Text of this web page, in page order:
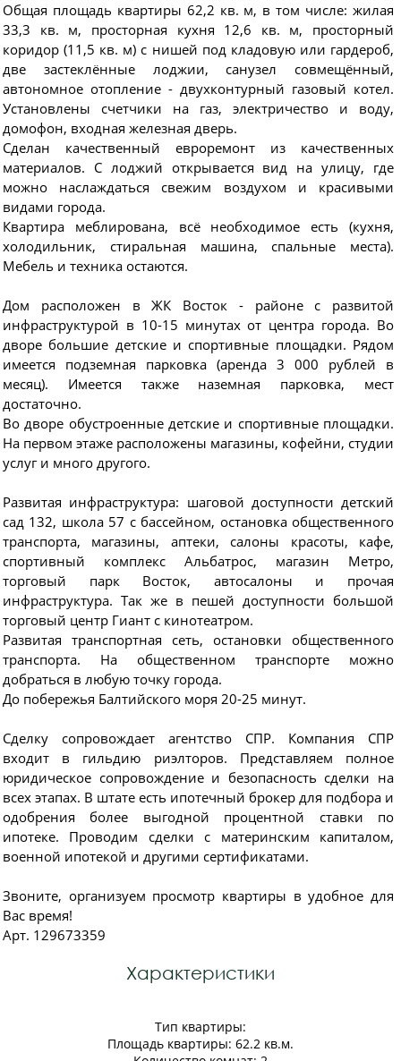
Общая площадь квартиры 62,2 кв. м, в том числе: жилая
33,3 кв. м, просторная кухня 12,6 кв. м, просторный
коридор (11,5 кв. м) с нишей под кладовую или гардероб,
две застеклённые лоджии, санузел совмещённый,
автономное отопление - двухконтурный газовый котел.
Установлены счетчики на газ, электричество и воду,
домофон, входная железная дверь.
Сделан качественный евроремонт из качественных
материалов. С лоджий открывается вид на улицу, где
можно наслаждаться свежим воздухом и красивыми
видами города.
Квартира меблирована, всё необходимое есть (кухня,
холодильник, стиральная машина, спальные места).
Мебель и техника остаются.
Дом расположен в ЖК Восток - районе с развитой
инфраструктурой в 10-15 минутах от центра города. Во
дворе большие детские и спортивные площадки. Рядом
имеется подземная парковка (аренда 3 000 рублей в
месяц). Имеется также наземная парковка, мест
достаточно.
Во дворе обустроенные детские и спортивные площадки.
На первом этаже расположены магазины, кофейни, студии
услуг и много другого.
Развитая инфраструктура: шаговой доступности детский
сад 132, школа 57 с бассейном, остановка общественного
транспорта, магазины, аптеки, салоны красоты, кафе,
спортивный комплекс Альбатрос, магазин Метро,
торговый парк Восток, автосалоны и прочая
инфраструктура. Так же в пешей доступности большой
торговый центр Гиант с кинотеатром.
Развитая транспортная сеть, остановки общественного
транспорта. На общественном транспорте можно
добраться в любую точку города.
До побережья Балтийского моря 20-25 минут.
Сделку сопровождает агентство СПР. Компания СПР
входит в гильдию риэлторов. Представляем полное
юридическое сопровождение и безопасность сделки на
всех этапах. В штате есть ипотечный брокер для подбора и
одобрения более выгодной процентной ставки по
ипотеке. Проводим сделки с материнским капиталом,
военной ипотекой и другими сертификатами.
Звоните, организуем просмотр квартиры в удобное для
Вас время!
Арт. 129673359
Характеристики
Тип квартиры:
Площадь квартиры: 62.2 кв.м.